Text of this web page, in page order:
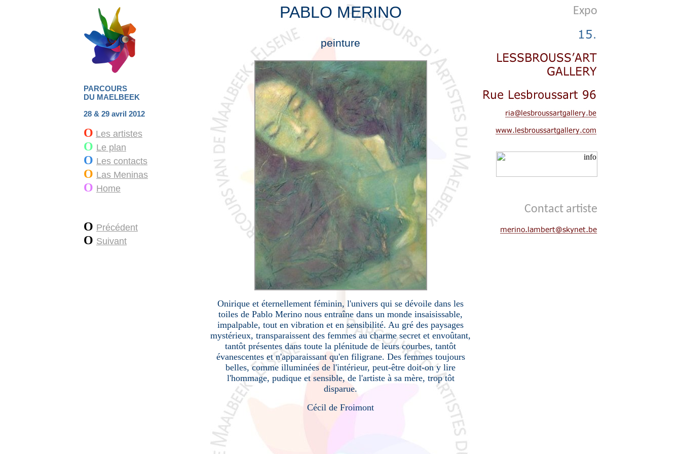
PARCOURS
DU MAELBEEK
28 & 29 avril 2012
O Les artistes
O Le plan
O Les contacts
O Las Meninas
O Home
O Précédent
O Suivant
PABLO MERINO
peinture
Onirique et éternellement féminin, l'univers qui se dévoile dans les
toiles de Pablo Merino nous entraîne dans un monde insaisissable,
impalpable, tout en vibration et en sensibilité. Au gré des paysages
mystérieux, transparaissent des femmes au charme secret et envoûtant,
tantôt présentes dans toute la plénitude de leurs courbes, tantôt
évanescentes et n'apparaissant qu'en filigrane. Des femmes toujours
belles, comme illuminées de l'intérieur, peut-être doit-on y lire
l'hommage, pudique et sensible, de l'artiste à sa mère, trop tôt
disparue.
Cécil de Froimont
Expo
Contact artiste